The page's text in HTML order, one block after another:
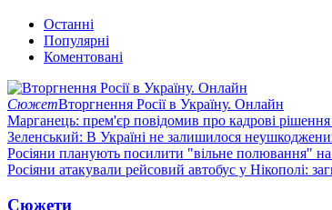
Останні
Популярні
Коментовані
СюжетВторгнення Росії в Україну. Онлайн
Марганець: прем'єр повідомив про кадрові рішення
Зеленський: В Україні не залишилося
Росіяни планують посилити "вільне полювання"
Росіяни атакували рейсовий автобус у Нікополі:
Сюжети